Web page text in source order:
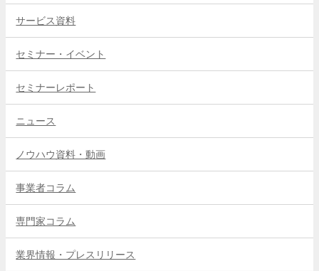
サービス資料
セミナー・イベント
セミナーレポート
ニュース
ノウハウ資料・動画
事業者コラム
専門家コラム
業界情報・プレスリリース